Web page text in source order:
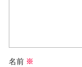
名前 ※